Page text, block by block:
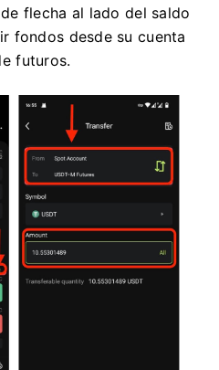
flecha al lado del saldo
fondos desde su cuenta
futuros.